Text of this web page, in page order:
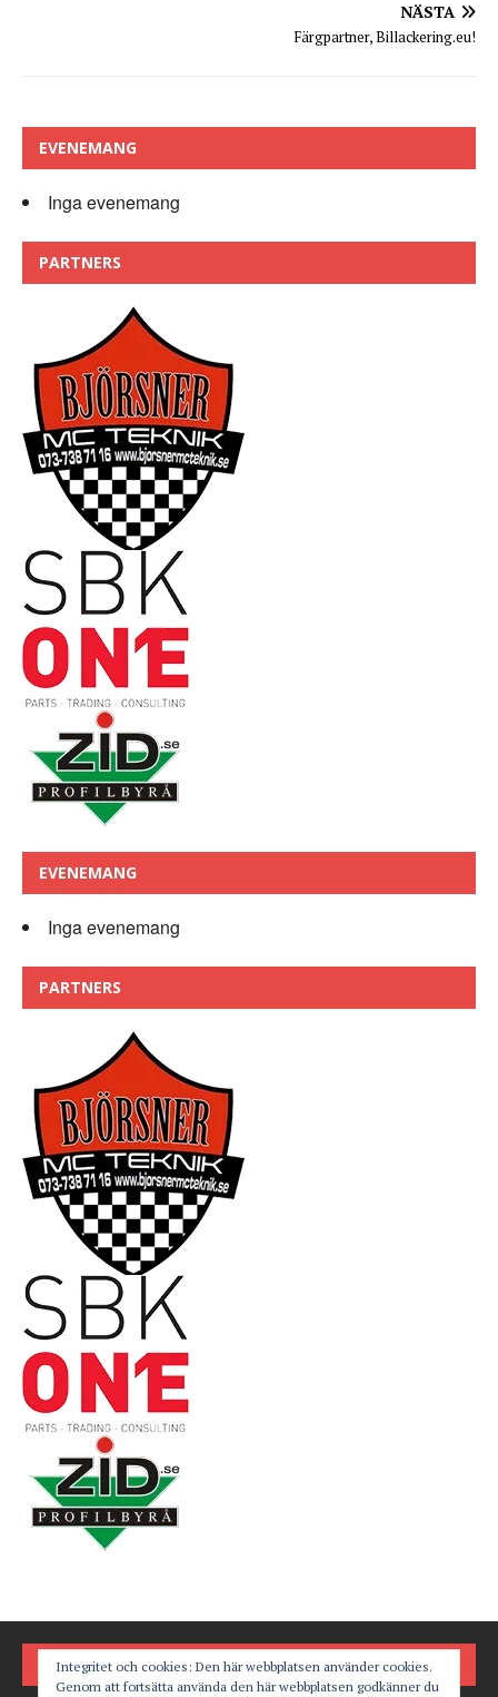
NÄSTA
Färgpartner, Billackering.eu!
EVENEMANG
Inga evenemang
PARTNERS
EVENEMANG
Inga evenemang
PARTNERS
FÖLJ OSS PÅ
Integritet och cookies: Den här webbplatsen använder cookies.
Genom att fortsätta använda den här webbplatsen godkänner du